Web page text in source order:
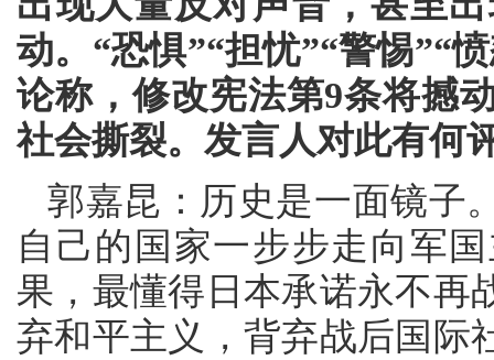
动。“恐惧”“担忧”“警惕”“
论称，修改宪法第9条将撼
社会撕裂。发言人对此有何
郭嘉昆：历史是一面镜子
自己的国家一步步走向军
果，最懂得日本承诺永不再
弃和平主义，背弃战后国际